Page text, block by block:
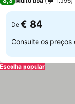
De € 84
Consulte os preços
Escolha popular